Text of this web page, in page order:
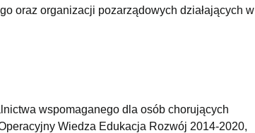
oraz organizacji pozarządowych działających w
wspomaganego dla osób chorujących
Wiedza Edukacja Rozwój 2014-2020,